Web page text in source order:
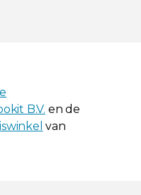
B.V. en de
van